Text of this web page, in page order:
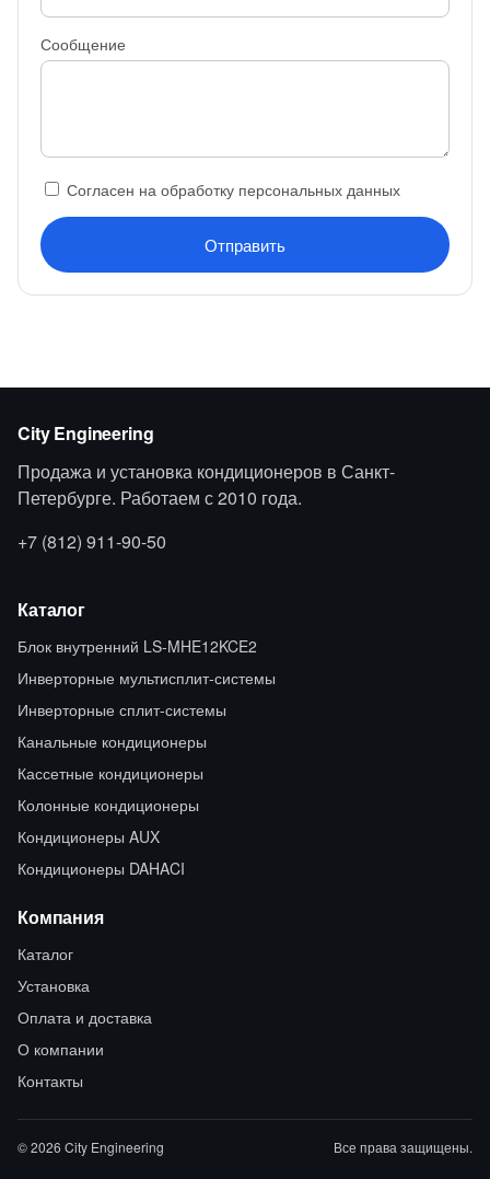
Сообщение
Согласен на обработку персональных данных
Отправить
City Engineering
Продажа и установка кондиционеров в Санкт-
Петербурге. Работаем с 2010 года.
+7 (812) 911-90-50
Каталог
Блок внутренний LS-MHE12KCE2
Инверторные мультисплит-системы
Инверторные сплит-системы
Канальные кондиционеры
Кассетные кондиционеры
Колонные кондиционеры
Кондиционеры AUX
Кондиционеры DAHACI
Компания
Каталог
Установка
Оплата и доставка
О компании
Контакты
© 2026 City Engineering Все права защищены.